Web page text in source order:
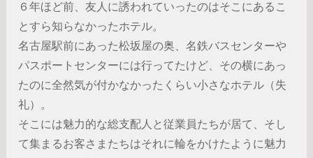
６年ほど前、友人に誘われていったのはそこにあるこ
とすら知らなかったホテル。
名古屋駅前にあった松坂屋の奥、名鉄バスセンターや
パスポートセンターには行ってたけど、その横にあっ
たのに全然気が付かなかったくらい小さなホテル（失
礼）。
そこには魅力的な総支配人と従業員たちが居て、そし
て集まるお客さまたちはそれに輪をかけたように魅力